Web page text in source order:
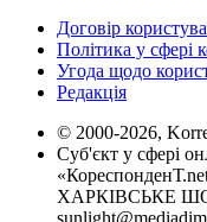
Договір
Політика у сфері
Угода щодо
Редакція
© 2000-2026,
Суб'єкт у сфері
ХАРКІВСЬКЕ